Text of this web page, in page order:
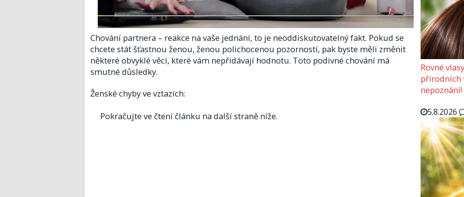
Chování partnera – reakce na vaše jednání, to je neoddiskutovatelný fakt. Pokud se
chcete stát šťastnou ženou, ženou polichocenou pozorností, pak byste měli změnit
některé obvyklé věci, které vám nepřidávají hodnotu. Toto podivné chování má
smutné důsledky.
Ženské chyby ve vztazích:
Pokračujte ve čtení článku na další straně níže.
Rovné
přírodních
nepoznání!
5.8.2026